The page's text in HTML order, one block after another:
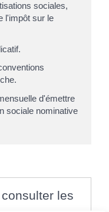
sociales,
l'impôt sur le
d'émettre
sociale nominative
les